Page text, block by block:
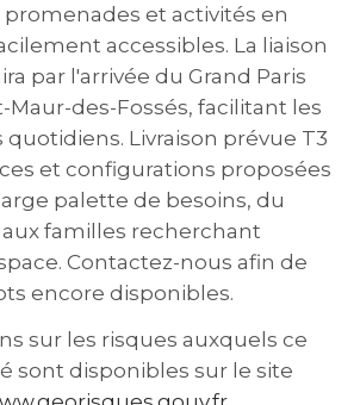
promenades et activités en
accessibles. La liaison
par l'arrivée du Grand Paris
Maur-des-Fossés, facilitant les
Livraison prévue T3
et configurations proposées
palette de besoins, du
familles recherchant
Contactez-nous afin de
encore disponibles.
sur les risques auxquels ce
sont disponibles sur le site